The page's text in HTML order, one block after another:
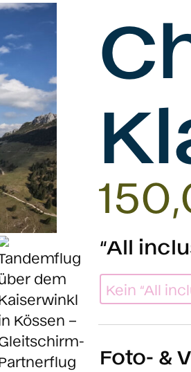
“All
Kein “All
Foto- &